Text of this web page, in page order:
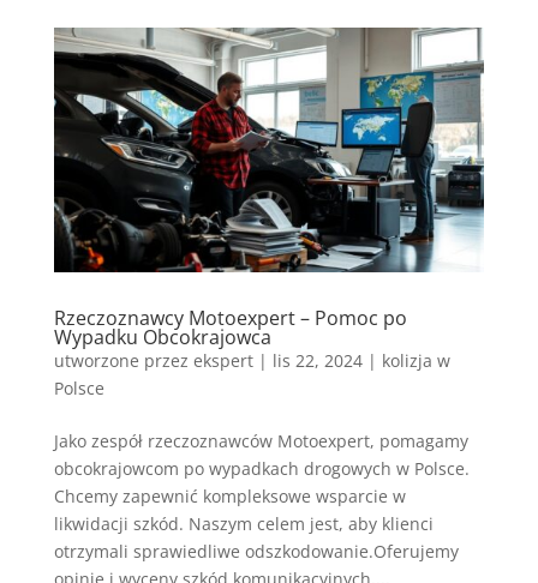
Rzeczoznawcy Motoexpert – Pomoc po
Wypadku Obcokrajowca
utworzone przez ekspert| lis 22, 2024| kolizja w
Polsce
Jako zespół rzeczoznawców Motoexpert, pomagamy
obcokrajowcom po wypadkach drogowych w Polsce.
Chcemy zapewnić kompleksowe wsparcie w
likwidacji szkód. Naszym celem jest, aby klienci
otrzymali sprawiedliwe odszkodowanie.Oferujemy